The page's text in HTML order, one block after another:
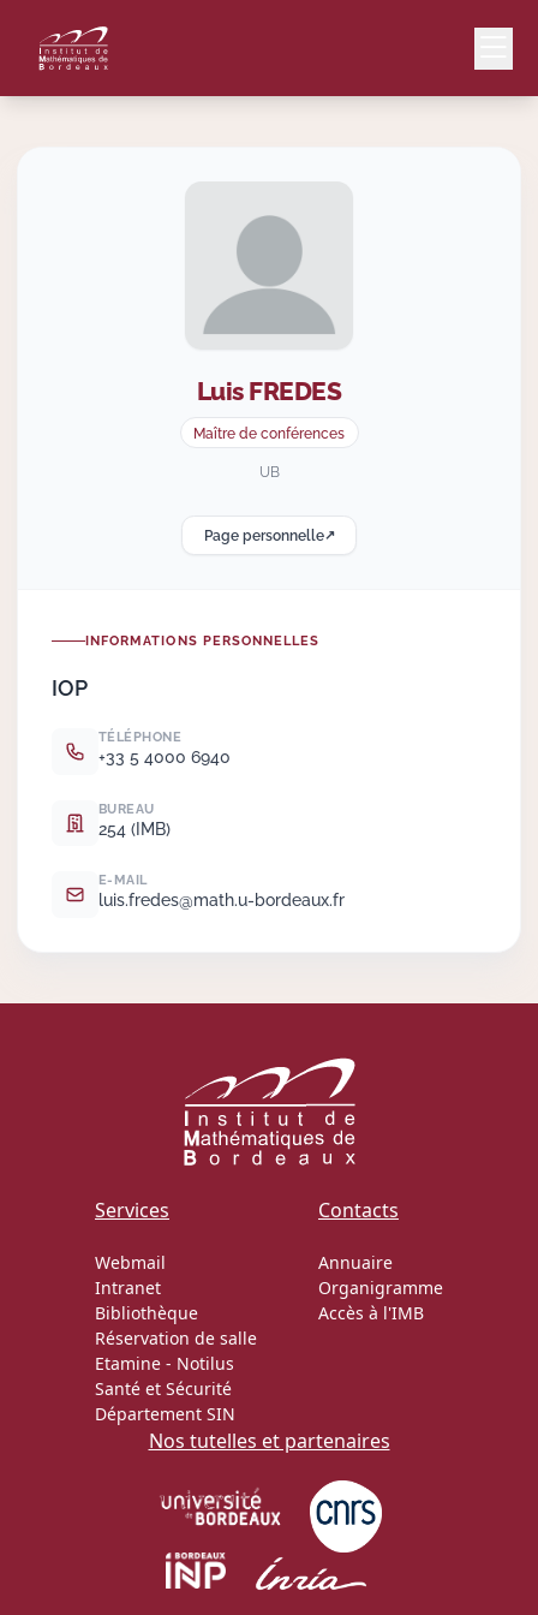
Luis FREDES
Maître de conférences
UB
Page personnelle↗
INFORMATIONS PERSONNELLES
IOP
TÉLÉPHONE
+33 5 4000 6940
BUREAU
254 (IMB)
E-MAIL
luis.fredes@math.u-bordeaux.fr
Services
Webmail
Intranet
Bibliothèque
Réservation de salle
Etamine - Notilus
Santé et Sécurité
Département SIN
Contacts
Annuaire
Organigramme
Accès à l'IMB
Nos tutelles et partenaires